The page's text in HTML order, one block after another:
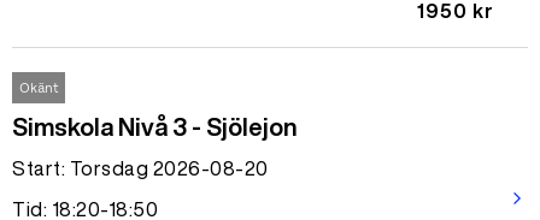
1950 kr
Okänt
Simskola Nivå 3 - Sjölejon
Start: Torsdag 2026-08-20
Tid: 18:20-18:50
arrow_forward_ios